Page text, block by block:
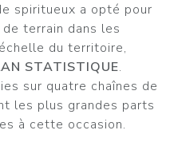
spiritueux a opté pour
terrain dans les
du territoire,
STATISTIQUE.
sur quatre chaînes de
les plus grandes parts
à cette occasion.